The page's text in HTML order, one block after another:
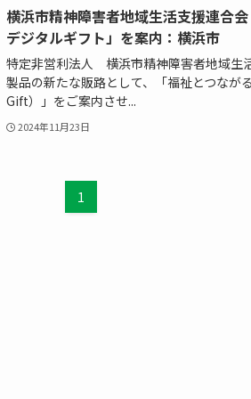
横浜市精神障害者地域生活支援連合
デジタルギフト」を案内：横浜市
特定非営利法人 横浜市精神障害者地域生
製品の新たな販路として、「福祉とつなが
Gift）」をご案内させ...
2024年11月23日
1